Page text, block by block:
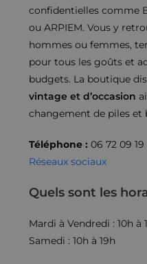
confidentielles comme
ou ARPIEM. Vous y
hommes ou femmes,
pour tous les goûts et
budgets. La boutique
vintage et d’occasion
changement de piles et
Téléphone :06 72 09
Réseaux sociaux
Quels sont les
Mardi à Vendredi : 10h à
Samedi : 10h à 19h